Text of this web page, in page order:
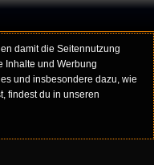
damit die Seitennutzung
Inhalte und Werbung
und insbesondere dazu, wie
findest du in unseren